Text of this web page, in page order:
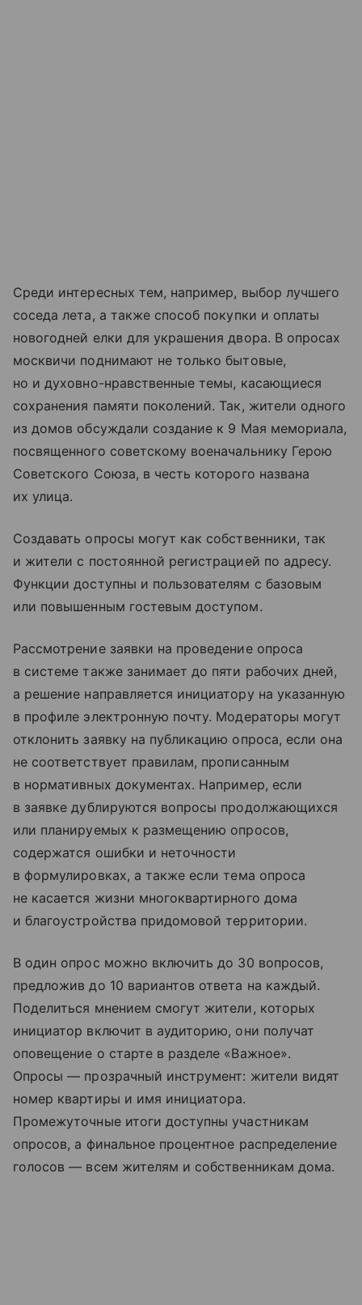
Среди интересных тем, например, выбор лучшего
соседа лета, а также способ покупки и оплаты
новогодней елки для украшения двора. В опросах
москвичи поднимают не только бытовые,
но и духовно-нравственные темы, касающиеся
сохранения памяти поколений. Так, жители одного
из домов обсуждали создание к 9 Мая мемориала,
посвященного советскому военачальнику Герою
Советского Союза, в честь которого названа
их улица.
Создавать опросы могут как собственники, так
и жители с постоянной регистрацией по адресу.
Функции доступны и пользователям с базовым
или повышенным гостевым доступом.
Рассмотрение заявки на проведение опроса
в системе также занимает до пяти рабочих дней,
а решение направляется инициатору на указанную
в профиле электронную почту. Модераторы могут
отклонить заявку на публикацию опроса, если она
не соответствует правилам, прописанным
в нормативных документах. Например, если
в заявке дублируются вопросы продолжающихся
или планируемых к размещению опросов,
содержатся ошибки и неточности
в формулировках, а также если тема опроса
не касается жизни многоквартирного дома
и благоустройства придомовой территории.
В один опрос можно включить до 30 вопросов,
предложив до 10 вариантов ответа на каждый.
Поделиться мнением смогут жители, которых
инициатор включит в аудиторию, они получат
оповещение о старте в разделе «Важное».
Опросы — прозрачный инструмент: жители видят
номер квартиры и имя инициатора.
Промежуточные итоги доступны участникам
опросов, а финальное процентное распределение
голосов — всем жителям и собственникам дома.